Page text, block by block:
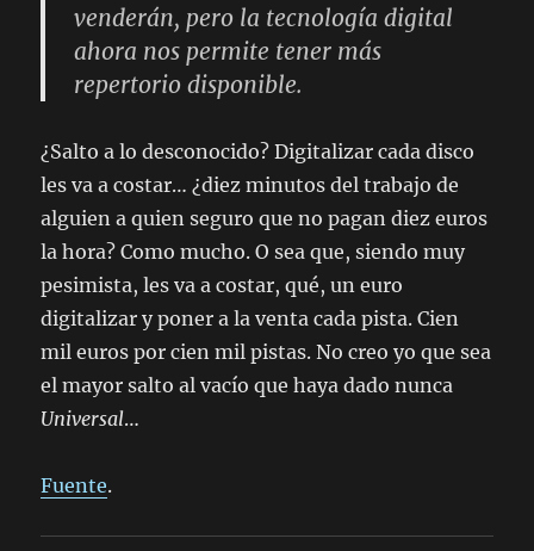
venderán, pero la tecnología digital
ahora nos permite tener más
repertorio disponible.
¿Salto a lo desconocido? Digitalizar cada disco
les va a costar… ¿diez minutos del trabajo de
alguien a quien seguro que no pagan diez euros
la hora? Como mucho. O sea que, siendo muy
pesimista, les va a costar, qué, un euro
digitalizar y poner a la venta cada pista. Cien
mil euros por cien mil pistas. No creo yo que sea
el mayor salto al vacío que haya dado nunca
Universal…
Fuente.